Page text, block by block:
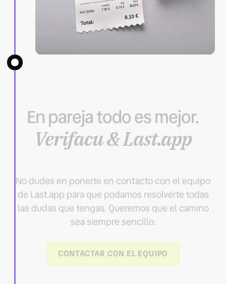
En pareja todo es mejor.
Verifacu & Last.app
No dudes en ponerte en contacto con el equipo
de Last.app para que podamos resolverte todas
las dudas que tengas. Queremos que el camino
sea siempre sencillo.
CONTACTAR CON EL EQUIPO